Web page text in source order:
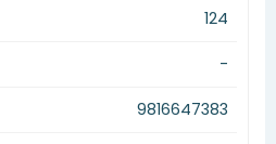
124
-
9816647383